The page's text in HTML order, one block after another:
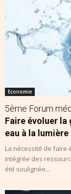
Economie
5ème Forum
Faire évoluer la
eau à la
La nécessité de faire
intégrée des
été soulignée...